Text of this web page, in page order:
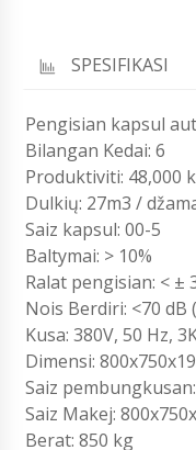
SPESIFIKASI
Pengisian kapsul
Bilangan Kedai: 6
Produktiviti: 48,000
Dulkių: 27m3 /
Saiz kapsul: 00-5
Baltymai: > 10%
Ralat pengisian: < ±
Nois Berdiri: <70 dB
Kusa: 380V, 50 Hz,
Dimensi:
Saiz
Saiz Makej:
Berat: 850 kg